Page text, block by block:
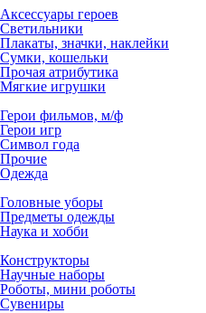
Аксессуары героев
Светильники
Плакаты, значки, наклейки
Сумки, кошельки
Прочая атрибутика
Мягкие игрушки
Герои фильмов, м/ф
Герои игр
Символ года
Прочие
Одежда
Головные уборы
Предметы одежды
Наука и хобби
Конструкторы
Научные наборы
Роботы, мини роботы
Сувениры